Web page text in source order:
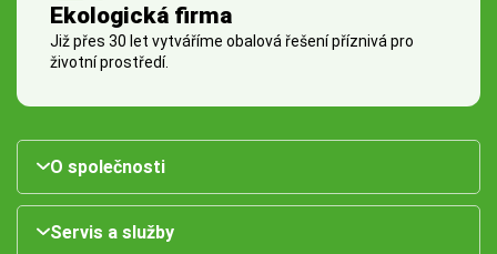
Ekologická firma
Již přes 30 let vytváříme obalová řešení příznivá pro
životní prostředí.
O společnosti
Servis a služby